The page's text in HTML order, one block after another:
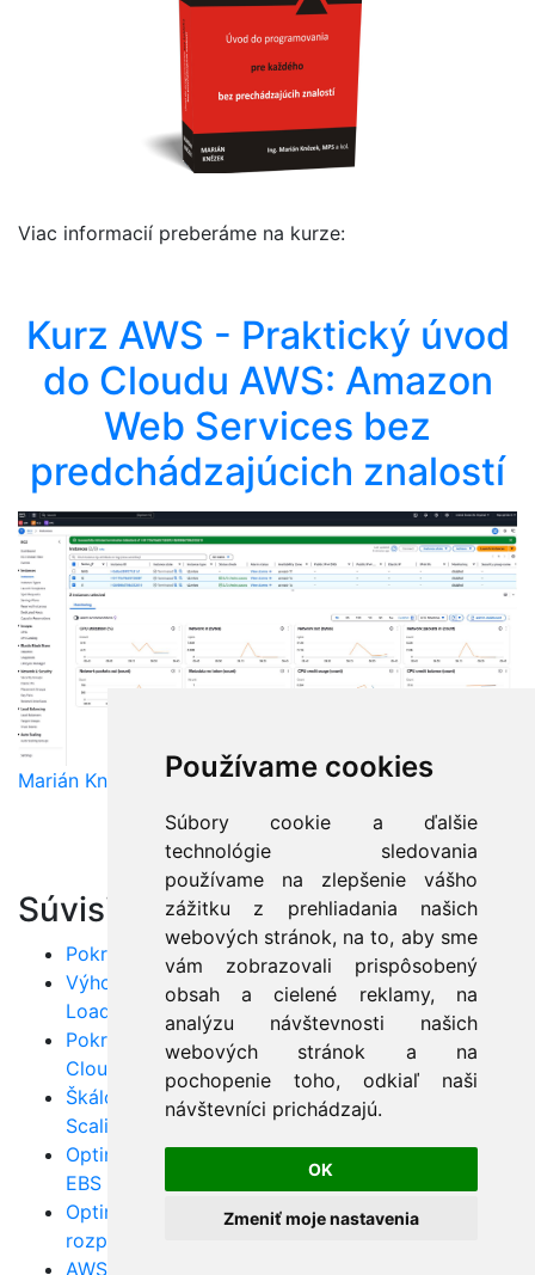
Používame cookies
Súbory cookie a ďalšie
technológie sledovania
používame na zlepšenie vášho
zážitku z prehliadania našich
webových stránok, na to, aby sme
vám zobrazovali prispôsobený
obsah a cielené reklamy, na
analýzu návštevnosti našich
webových stránok a na
pochopenie toho, odkiaľ naši
návštevníci prichádzajú.
OK
Zmeniť moje nastavenia
Viac informacií preberáme na kurze:
Kurz AWS - Praktický úvod
do Cloudu AWS: Amazon
Web Services bez
predchádzajúcich znalostí
Marián Knězek
Súvisiace články:
Pokročilé tipy na optimalizáciu nákladov na AWS
Výhody a implementácia AWS Auto Scaling a
Load Balancing
Pokročilé techniky zabezpečenia dát v AWS
Cloud
Škálovanie infraštruktúry efektívne s AWS Auto
Scaling
Optimalizácia úložných riešení na AWS: EFS, S3 a
EBS
Optimalizácia nákladov v AWS: Efektívne
rozpočtovanie
AWS IAM: Zabezpečenie prístupu a ochrana dát